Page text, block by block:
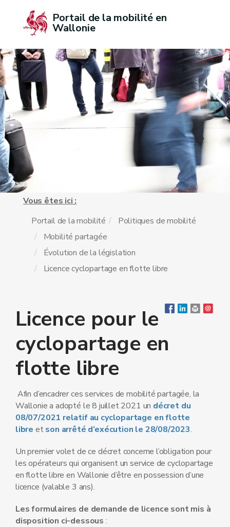
Portail de la mobilité en
Wallonie
Vous êtes ici :
Portail de la mobilité
Politiques de mobilité
Mobilité partagée
Évolution de la législation
Licence cyclopartage en flotte libre
Licence pour le
cyclopartage en
flotte libre
Afin d’encadrer ces services de mobilité partagée, la
Wallonie a adopté le 8 juillet 2021 un décret du
08/07/2021 relatif au cyclopartage en flotte
libre etson arrêté d’exécution le 28/08/2023.
Un premier volet de ce décret concerne l’obligation pour
les opérateurs qui organisent un service de cyclopartage
en flotte libre en Wallonie d’être en possession d’une
licence (valable 3 ans).
Les formulaires de demande de licence sont mis à
disposition ci-dessous :